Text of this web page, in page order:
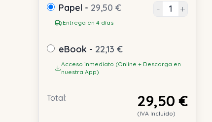
Papel - 29,50 €
Entrega en 4 días
- +
eBook - 22,13 €
Acceso inmediato (Online + Descarga en
nuestra App)
Total: 29,50 €
(IVA Incluido)